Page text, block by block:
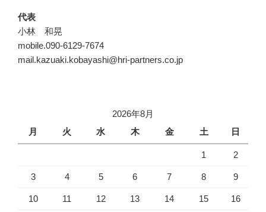
代表
小林 和晃
mobile.090-6129-7674
mail.kazuaki.kobayashi@hri-partners.co.jp
2026年8月
月
火 水 木 金 土 日
1 2
3 4 5 6 7 8 9
10 11 12 13 14 15 16